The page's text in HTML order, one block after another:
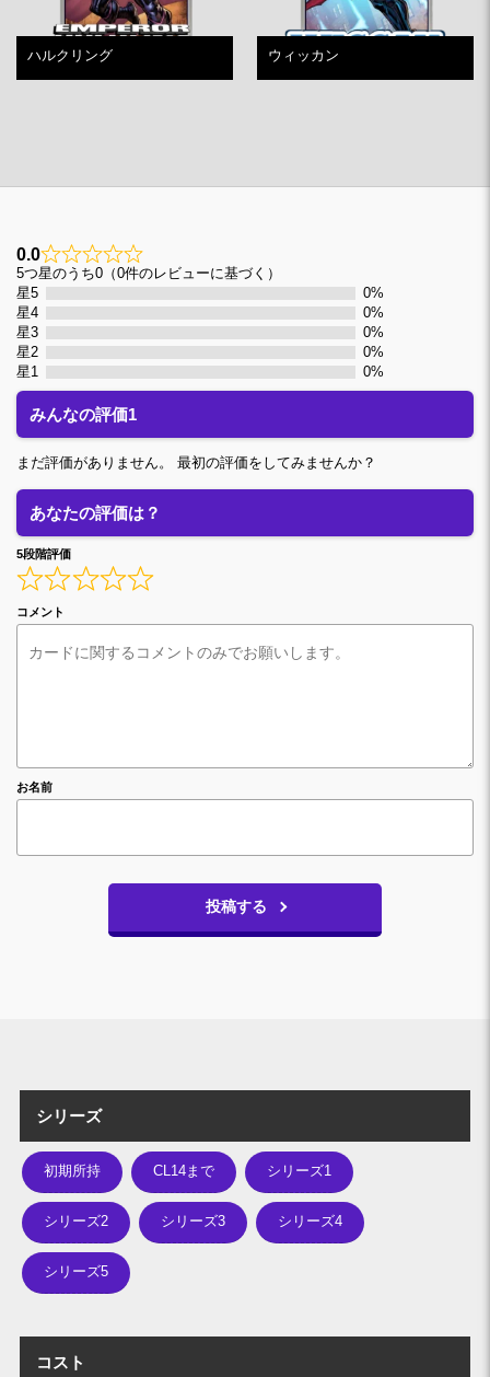
ハルクリング ウィッカン
0.0 0
5つ星のうち0（0件のレビューに基づく）
星5
0%
星4
0%
星3
0%
星2
0%
星1
0%
みんなの評価1
まだ評価がありません。 最初の評価をしてみませんか？
あなたの評価は？
5段階評価
コメント
お名前
投稿する
シリーズ
初期所持 CL14まで シリーズ1
シリーズ2 シリーズ3 シリーズ4
シリーズ5
コスト